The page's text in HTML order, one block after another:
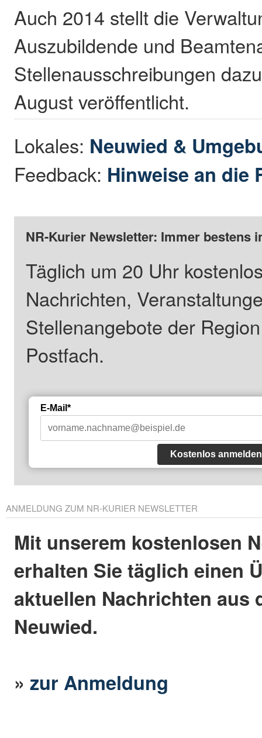
Auch 2014 stellt die
Auszubildende und
Stellenausschreibungen
August veröffentlicht.
Lokales: Neuwied &
Feedback: Hinweise an die
NR-Kurier Newsletter: Immer bestens
Täglich um 20 Uhr
Nachrichten,
Stellenangebote der
Postfach.
E-Mail*
Kostenlos anmelden
ANMELDUNG ZUM NR-KURIER NEWSLETTER
Mit unserem kostenlosen
erhalten Sie täglich einen
aktuellen Nachrichten aus
Neuwied.
»zur Anmeldung